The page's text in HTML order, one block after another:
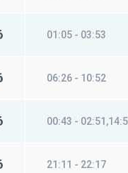
01:05 - 03:53
06:26 - 10:52
00:43 -
21:11 - 22:17